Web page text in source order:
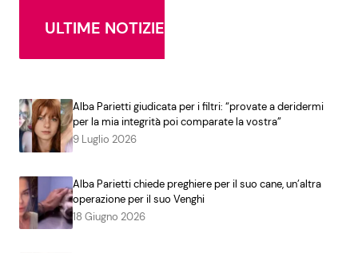
ULTIME NOTIZIE
Alba Parietti giudicata per i filtri: “provate a deridermi
per la mia integrità poi comparate la vostra”
9 Luglio 2026
Alba Parietti chiede preghiere per il suo cane, un’altra
operazione per il suo Venghi
18 Giugno 2026